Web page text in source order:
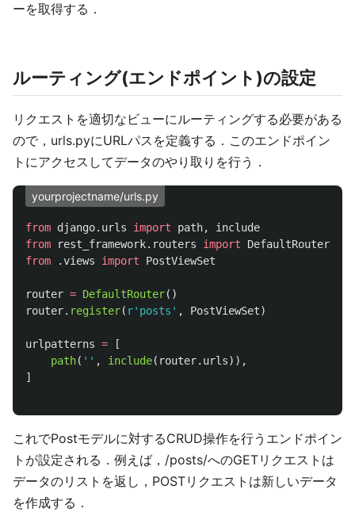
ーを取得する．
ルーティング(エンドポイント)の設定
リクエストを適切なビューにルーティングする必要がある
ので，urls.pyにURLパスを定義する．このエンドポイン
トにアクセスしてデータのやり取りを行う．
yourprojectname/urls.py
from django.urls import path,
include
from
rest_framework.routers import
DefaultRouter
from
.views import PostViewSet
router = DefaultRouter()
router. register( r' posts ' , PostViewSet)
urlpatterns =
[
path( '' , include( router. urls)),
]
これでPostモデルに対するCRUD操作を行うエンドポイン
トが設定される．例えば，/posts/へのGETリクエストは
データのリストを返し，POSTリクエストは新しいデータ
を作成する．